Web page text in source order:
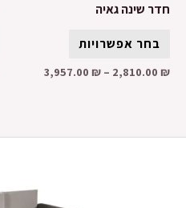
חדר שינה גאיה
בחר אפשרויות
2,810.00 ₪
–
3,957.00 ₪